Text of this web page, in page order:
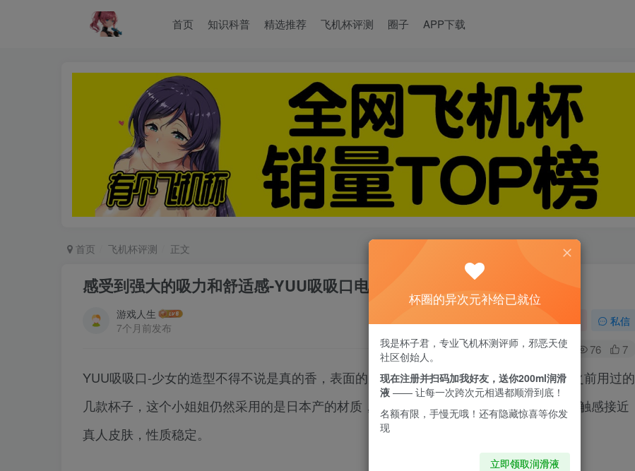
首页 知识科普 精选推荐 飞机杯评测 圈子 APP下载
首页 飞机杯评测 正文
感受到强大的吸力和舒适感-YUU吸吸口电动飞机杯名器测评
游戏人生
7个月前发布
私信
0 76 7
YUU吸吸口-少女的造型不得不说是真的香，表面的展示图展示了内部通道的结构，对比之前用过的
几款杯子，这个小姐姐仍然采用的是日本产的材质，比硅胶具有更高的拉伸度和回弹性，触感接近
真人皮肤，性质稳定。
杯圈的异次元补给已就位
我是杯子君，专业飞机杯测评师，邪恶天使
社区创始人。
现在注册并扫码加我好友，送你200ml润滑
液 —— 让每一次跨次元相遇都顺滑到底！
名额有限，手慢无哦！还有隐藏惊喜等你发
现
立即领取润滑液